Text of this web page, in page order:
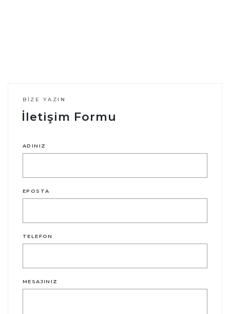
BIZE YAZIN
İletişim Formu
ADINIZ
EPOSTA
TELEFON
MESAJINIZ